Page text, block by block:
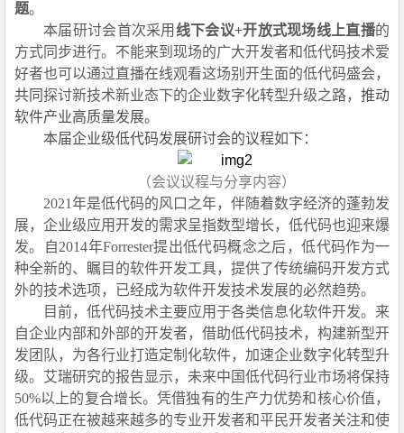
题。
本届研讨会首次采用 线下会议+开放式现场线上直播的
方式同步进行。 不能来到现场的广大开发者和低代码技术爱
好者也可以通过直播在线观看这场别开生面的低代码盛会，
共同探讨新技术新业态下的企业数字化转型升级之路， 推动
软件产业高质量发展。
本届企业级低代码发展研讨会的议程如下：
（会议议程与分享内容）
2021年是低代码的风口之年，伴随着数字经济的蓬勃发
展，企业级应用开发的需求呈指数型增长，低代码也迎来爆
发。自2014年Forrester提出低代码概念之后，低代码作为一
种全新的、瞩目的软件开发工具，提供了传统编码开发方式
外的技术选项，已经成为软件开发技术发展的必然趋势。
目前，低代码技术主要应用于各类信息化软件开发。来
自企业内部和外部的开发者， 借助低代码技术，构建新型开
发团队，为各行业打造定制化软件，加速企业数字化转型升
级。艾瑞研究的报告显示，未来中国低代码行业市场将保持
50%以上的复合增长。凭借独有的生产力优势和核心价值，
低代码正在被越来越多的专业开发者和平民开发者关注和使